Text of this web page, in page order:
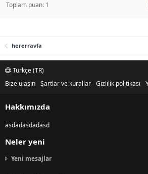
Toplam puan: 1
hererravfa
Türkçe (TR)
Bize ulaşın Şartlar ve kurallar Gizlilik politikası
Hakkımızda
asdadasdadasd
Neler yeni
Yeni mesajlar